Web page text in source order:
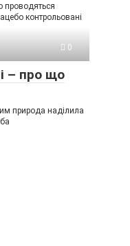
проводяться
контрольовані
0
– про що
природа наділила